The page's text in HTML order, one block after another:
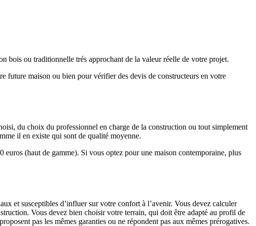
bois ou traditionnelle trés approchant de la valeur réelle de votre projet.
future maison ou bien pour vérifier des devis de constructeurs en votre
du choix du professionnel en charge de la construction ou tout simplement
il en existe qui sont de qualité moyenne.
(haut de gamme). Si vous optez pour une maison contemporaine, plus
et susceptibles d’influer sur votre confort à l’avenir. Vous devez calculer
Vous devez bien choisir votre terrain, qui doit être adapté au profil de
pas les mêmes garanties ou ne répondent pas aux mêmes prérogatives.